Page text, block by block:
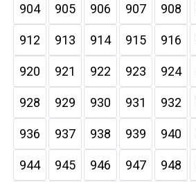
904 905 906 907 908
912 913 914 915 916
920 921 922 923 924
928 929 930 931 932
936 937 938 939 940
944 945 946 947 948